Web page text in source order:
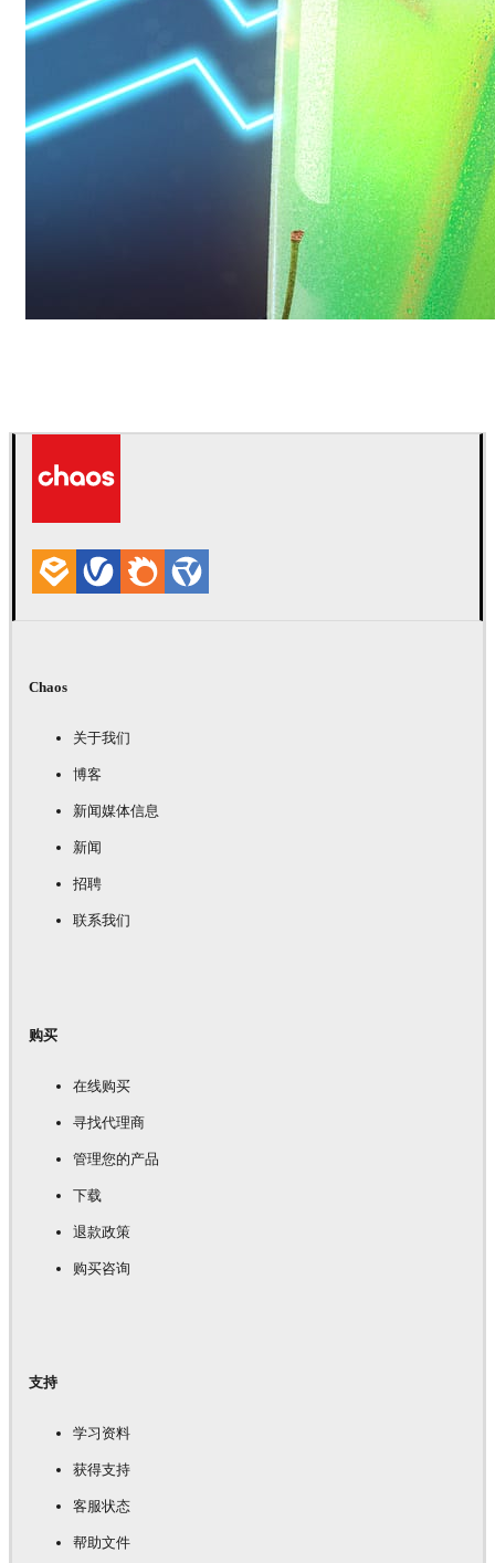
Chaos
关于我们
博客
新闻媒体信息
新闻
招聘
联系我们
购买
在线购买
寻找代理商
管理您的产品
下载
退款政策
购买咨询
支持
学习资料
获得支持
客服状态
帮助文件